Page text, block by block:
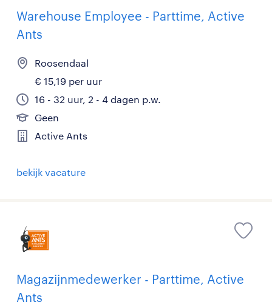
Warehouse Employee - Parttime, Active
Ants
Roosendaal
€ 15,19 per uur
16 - 32 uur, 2 - 4 dagen p.w.
Geen
Active Ants
bekijk vacature
Magazijnmedewerker - Parttime, Active
Ants